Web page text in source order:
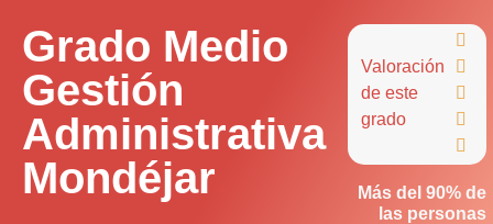
Grado Medio
Gestión
Administrativa
Mondéjar
Valoración
de este
grado





Más del 90% de
las personas